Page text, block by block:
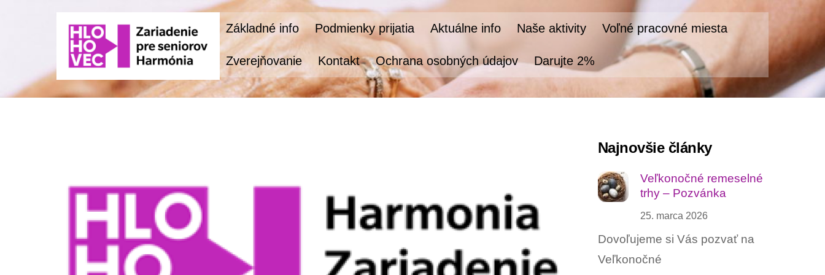
Základné info Podmienky prijatia Aktuálne info Naše aktivity Voľné pracovné miesta
Zverejňovanie Kontakt Ochrana osobných údajov Darujte 2%
Najnovšie články
Veľkonočné remeselné
trhy – Pozvánka
25. marca 2026
Dovoľujeme si Vás pozvať na
Veľkonočné